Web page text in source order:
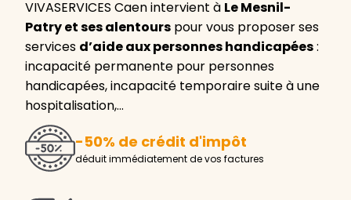
VIVASERVICES Caen intervient à Le Mesnil-
Patry et ses alentours pour vous proposer ses
services d’aide aux personnes handicapées:
incapacité permanente pour personnes
handicapées, incapacité temporaire suite à une
hospitalisation,…
-50% de crédit d'impôt
déduit immédiatement de vos factures